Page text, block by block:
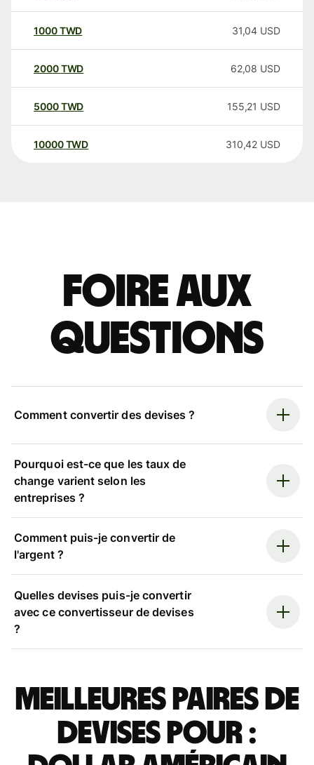
1000TWD 31,04 USD
2000TWD 62,08 USD
5000TWD 155,21 USD
10000 TWD 310,42 USD
Foire aux
questions
Comment convertir des devises ?
Pourquoi est-ce que les taux de
change varient selon les
entreprises ?
Comment puis-je convertir de
l'argent ?
Quelles devises puis-je convertir
avec ce convertisseur de devises
?
Meilleures paires de
devises pour :